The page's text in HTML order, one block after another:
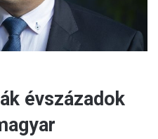
évszázadok